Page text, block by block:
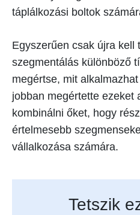
táplálkozási boltok
Egyszerűen csak újra kell
szegmentálás különböző
megértse, mit
jobban megértette ezeket
kombinálni őket, hogy
értelmesebb
vállalkozása számára.
Tetszik